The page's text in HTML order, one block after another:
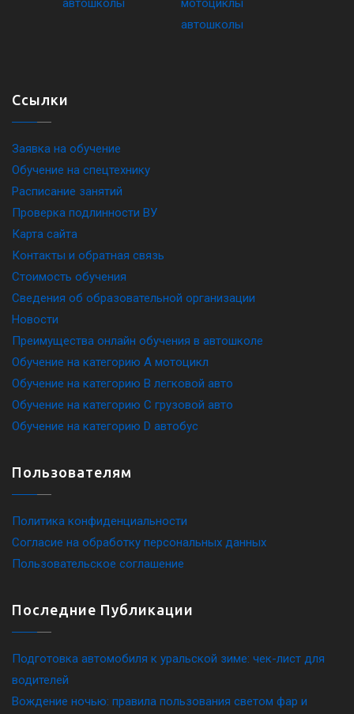
Ссылки
Заявка на обучение
Обучение на спецтехнику
Расписание занятий
Проверка подлинности ВУ
Карта сайта
Контакты и обратная связь
Стоимость обучения
Сведения об образовательной организации
Новости
Преимущества онлайн обучения в автошколе
Обучение на категорию A мотоцикл
Обучение на категорию B легковой авто
Обучение на категорию C грузовой авто
Обучение на категорию D автобус
Пользователям
Политика конфиденциальности
Согласие на обработку персональных данных
Пользовательское соглашение
Последние Публикации
Подготовка автомобиля к уральской зиме: чек-лист для
водителей
Вождение ночью: правила пользования светом фар и